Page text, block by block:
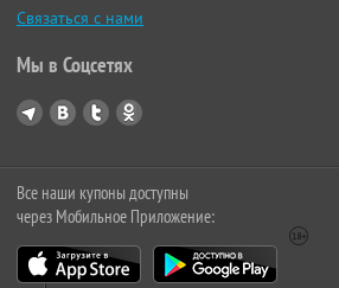
Связаться с нами
Мы в Соцсетях
Все наши купоны доступны
через Мобильное Приложение: